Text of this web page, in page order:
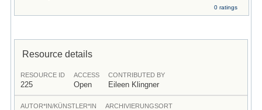
0 ratings
Resource details
RESOURCE ID
225
ACCESS
Open
CONTRIBUTED BY
Eileen Klingner
AUTOR*IN/KÜNSTLER*IN ARCHIVIERUNGSORT